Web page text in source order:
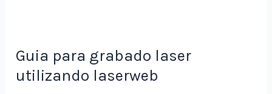
Guia para grabado laser
utilizando laserweb